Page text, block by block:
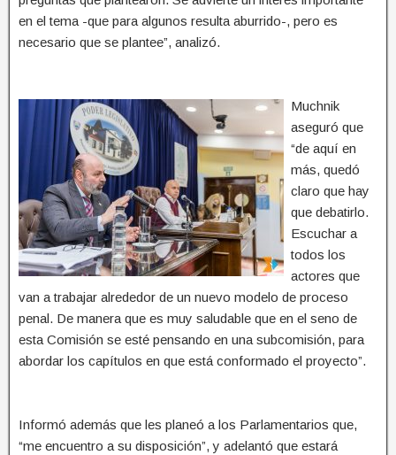
en el tema -que para algunos resulta aburrido-, pero es
necesario que se plantee”, analizó.
Muchnik
aseguró que
“de aquí en
más, quedó
claro que hay
que debatirlo.
Escuchar a
todos los
actores que
van a trabajar alrededor de un nuevo modelo de proceso
penal. De manera que es muy saludable que en el seno de
esta Comisión se esté pensando en una subcomisión, para
abordar los capítulos en que está conformado el proyecto”.
Informó además que les planeó a los Parlamentarios que,
“me encuentro a su disposición”, y adelantó que estará